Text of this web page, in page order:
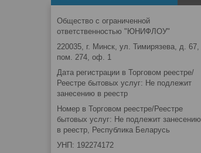
Общество с ограниченной
ответственностью "ЮНИФЛОУ"
220035, г. Минск, ул. Тимирязева, д. 67,
пом. 274, оф. 1
Дата регистрации в Торговом реестре/
Реестре бытовых услуг: Не подлежит
занесению в реестр
Номер в Торговом реестре/Реестре
бытовых услуг: Не подлежит занесению
в реестр, Республика Беларусь
УНП: 192274172